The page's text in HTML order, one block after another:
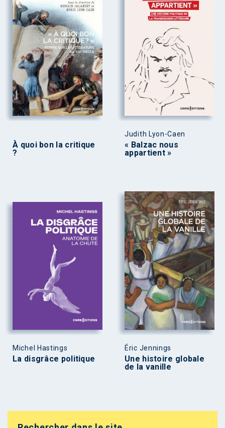
À quoi bon la critique
?
Judith Lyon-Caen
« Balzac nous
appartient »
Michel Hastings
La disgrâce politique
Éric Jennings
Une histoire globale
de la vanille